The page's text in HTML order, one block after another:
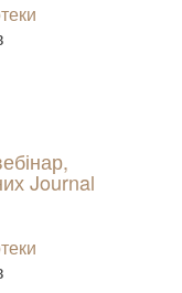
Journal